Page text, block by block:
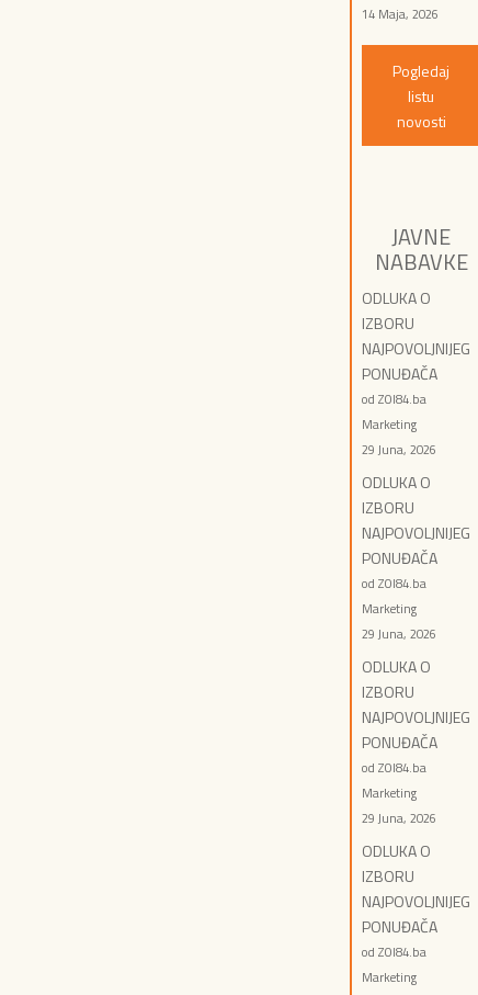
14 Maja, 2026
Pogledaj
listu
novosti
JAVNE
NABAVKE
ODLUKA O
IZBORU
NAJPOVOLJNIJEG
PONUĐAČA
od ZOI84.ba
Marketing
29 Juna, 2026
ODLUKA O
IZBORU
NAJPOVOLJNIJEG
PONUĐAČA
od ZOI84.ba
Marketing
29 Juna, 2026
ODLUKA O
IZBORU
NAJPOVOLJNIJEG
PONUĐAČA
od ZOI84.ba
Marketing
29 Juna, 2026
ODLUKA O
IZBORU
NAJPOVOLJNIJEG
PONUĐAČA
od ZOI84.ba
Marketing